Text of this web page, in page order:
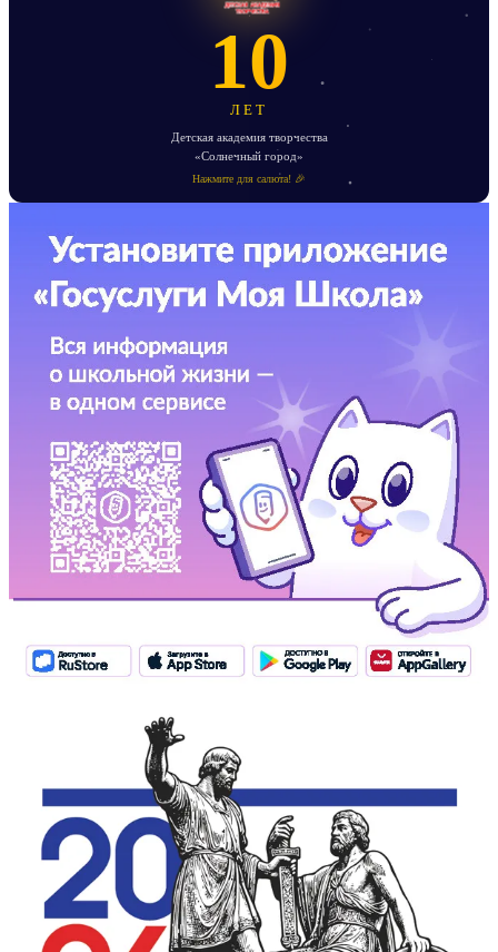
10
ЛЕТ
Детская академия творчества
«Солнечный город»
Нажмите для салюта! 🎉